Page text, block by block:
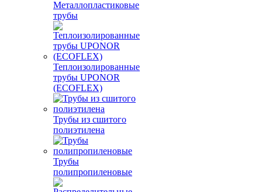
Металлопластиковые
трубы
Теплоизолированные
трубы UPONOR
(ECOFLEX)
Трубы из сшитого
полиэтилена
Трубы
полипропиленовые